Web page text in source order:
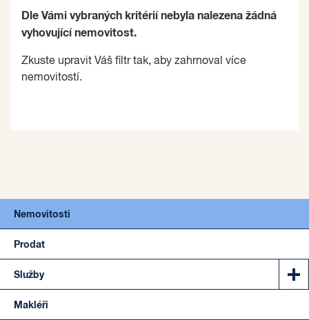
Dle Vámi vybraných kritérií nebyla nalezena žádná
vyhovující nemovitost.
Zkuste upravit Váš filtr tak, aby zahrnoval více
nemovitostí.
Nemovitosti
Prodat
Služby
Makléři